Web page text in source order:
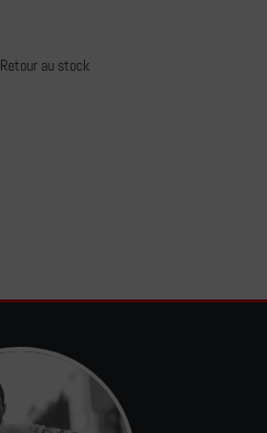
Retour au stock